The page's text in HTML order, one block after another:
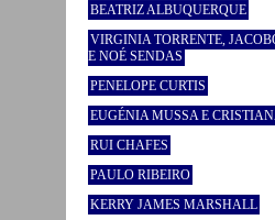
BEATRIZ ALBUQUERQUE
VIRGINIA TORRENTE,
E NOÉ SENDAS
PENELOPE CURTIS
EUGÉNIA MUSSA E
RUI CHAFES
PAULO RIBEIRO
KERRY JAMES MARSHALL